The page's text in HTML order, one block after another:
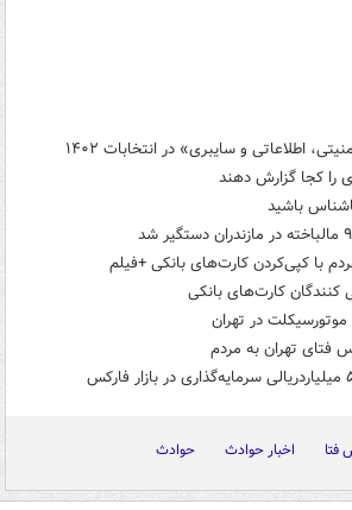
اطلاعاتی و سایبری» در انتخابات ۱۴۰۲
را کجا گزارش دهند
با کپی‌کردن کارت‌های بانکی +فیلم
کنندگان کارت‌های بانکی
در تهران
فتای تهران به مردم
فتا اخبار حوادث حوادث